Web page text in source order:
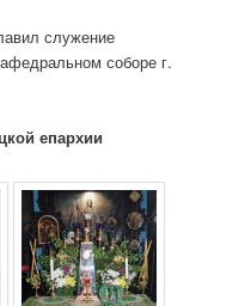
служение
соборе г.
епархии